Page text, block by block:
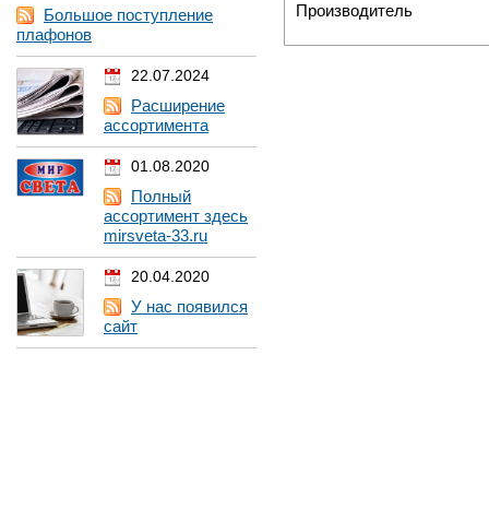
Большое поступление
плафонов
22.07.2024
Расширение
ассортимента
01.08.2020
Полный
ассортимент здесь
mirsveta-33.ru
20.04.2020
У нас появился
сайт
Производитель